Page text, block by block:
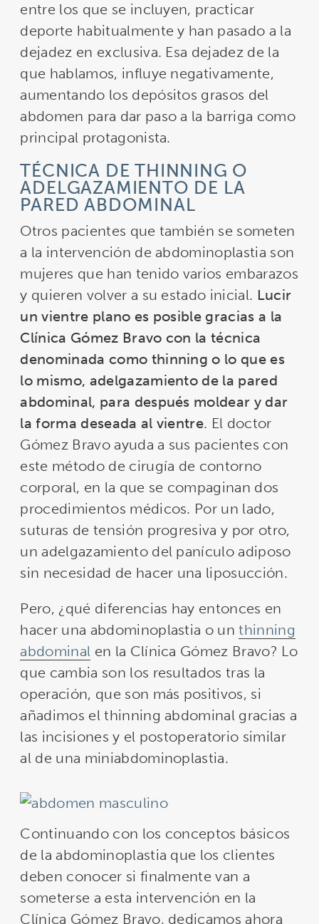
entre los que se incluyen, practicar
deporte habitualmente y han pasado a la
dejadez en exclusiva. Esa dejadez de la
que hablamos, influye negativamente,
aumentando los depósitos grasos del
abdomen para dar paso a la barriga como
principal protagonista.
TÉCNICA DE THINNING O
ADELGAZAMIENTO DE LA
PARED ABDOMINAL
Otros pacientes que también se someten
a la intervención de abdominoplastia son
mujeres que han tenido varios embarazos
y quieren volver a su estado inicial. Lucir
un vientre plano es posible gracias a la
Clínica Gómez Bravo con la técnica
denominada como thinning o lo que es
lo mismo, adelgazamiento de la pared
abdominal, para después moldear y dar
la forma deseada al vientre. El doctor
Gómez Bravo ayuda a sus pacientes con
este método de cirugía de contorno
corporal, en la que se compaginan dos
procedimientos médicos. Por un lado,
suturas de tensión progresiva y por otro,
un adelgazamiento del panículo adiposo
sin necesidad de hacer una liposucción.
Pero, ¿qué diferencias hay entonces en
hacer una abdominoplastia o unthinning
abdominal en la Clínica Gómez Bravo? Lo
que cambia son los resultados tras la
operación, que son más positivos, si
añadimos el thinning abdominal gracias a
las incisiones y el postoperatorio similar
al de una miniabdominoplastia.
Continuando con los conceptos básicos
de la abdominoplastia que los clientes
deben conocer si finalmente van a
someterse a esta intervención en la
Clínica Gómez Bravo, dedicamos ahora